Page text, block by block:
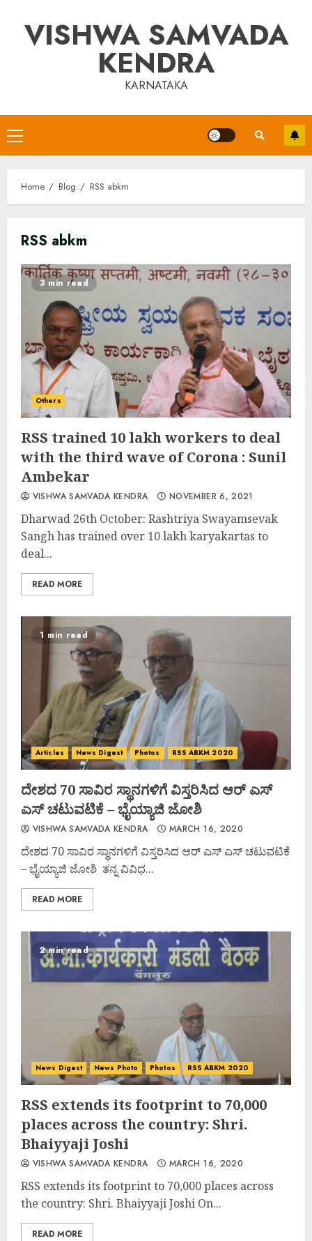
contentVISHWA SAMVADA
KENDRA
KARNATAKA
Primary
Menu
Home Blog RSS abkm
RSS abkm
3 min read
Others
RSS trained 10 lakh workers to deal
with the third wave of Corona : Sunil
Ambekar
VISHWA SAMVADA KENDRA NOVEMBER 6, 2021
Dharwad 26th October: Rashtriya Swayamsevak
Sangh has trained over 10 lakh karyakartas to
deal...
READ MORE
1 min read
Articles News Digest Photos RSS ABKM 2020
ದೇಶದ 70 ಸಾವಿರ ಸ್ಥಾನಗಳಿಗೆ ವಿಸ್ತರಿಸಿದ ಆರ್ ಎಸ್
ಎಸ್ ಚಟುವಟಿಕೆ – ಭೈಯ್ಯಾಜಿ ಜೋಶಿ
VISHWA SAMVADA KENDRA MARCH 16, 2020
ದೇಶದ 70 ಸಾವಿರ ಸ್ಥಾನಗಳಿಗೆ ವಿಸ್ತರಿಸಿದ ಆರ್ ಎಸ್ ಎಸ್ ಚಟುವಟಿಕೆ
– ಭೈಯ್ಯಾಜಿ ಜೋಶಿ ತನ್ನ ವಿವಿಧ...
READ MORE
2 min read
News Digest News Photo Photos RSS ABKM 2020
RSS extends its footprint to 70,000
places across the country: Shri.
Bhaiyyaji Joshi
VISHWA SAMVADA KENDRA MARCH 16, 2020
RSS extends its footprint to 70,000 places across
the country: Shri. Bhaiyyaji Joshi On...
READ MORE